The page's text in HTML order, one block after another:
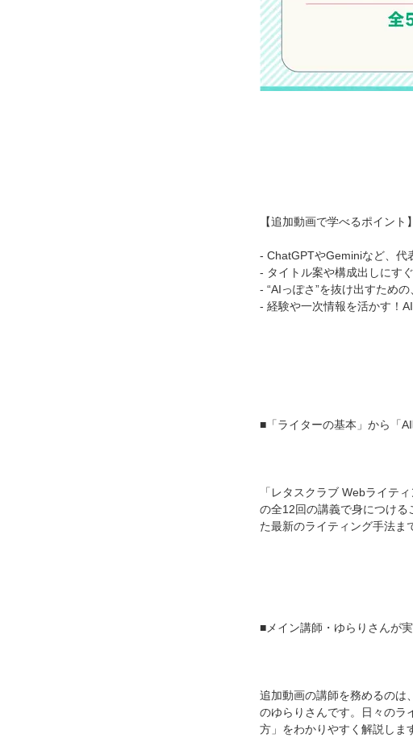
【追加動画で学べるポイント】
- ChatGPTやGeminiなど、代
- タイトル案や構成出しにす
- “AIっぽさ”を抜け出すため
- 経験や一次情報を活かす！
■「ライターの基本」から「
「レタスクラブ Webライテ
の全12回の講義で身につけ
た最新のライティング手法ま
■メイン講師・ゆらりさんが
追加動画の講師を務めるのは
のゆらりさんです。日々のラ
方」をわかりやすく解説しま